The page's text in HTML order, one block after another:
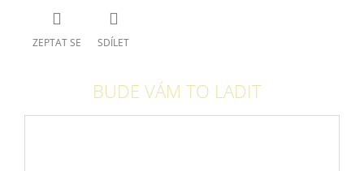
ZEPTAT SE SDÍLET
BUDE VÁM TO LADIT